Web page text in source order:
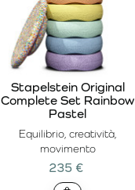
Equilibrio, creatività,
movimento
Stapelstein Original
Complete Set Rainbow
Pastel
235 €